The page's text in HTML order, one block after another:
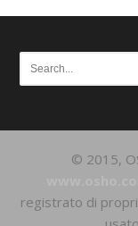
© 2015,
registrato di